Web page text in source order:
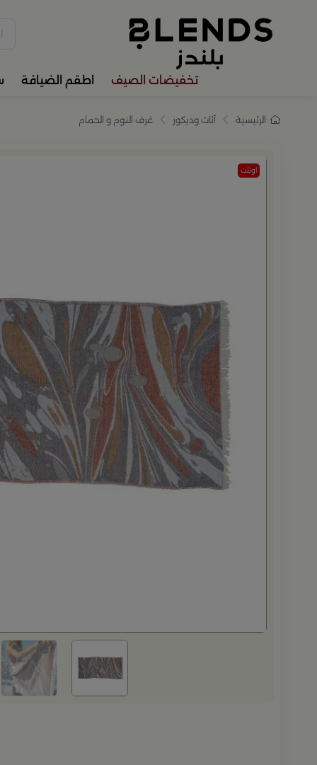
تسوّق من بلندز تشكيلة تضم
تخفيضات الصيف اطقم الضيافة
الرئيسية أثاث وديكور غرف النوم و الحمام
اوتلت